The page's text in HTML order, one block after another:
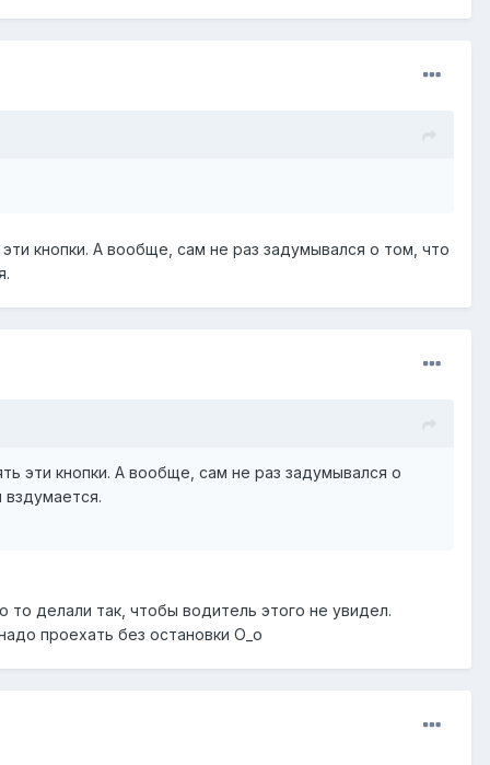
кнопки. А вообще, сам не раз задумывался о том, что
эти кнопки. А вообще, сам не раз задумывался о
то делали так, чтобы водитель этого не увидел.
проехать без остановки О_о